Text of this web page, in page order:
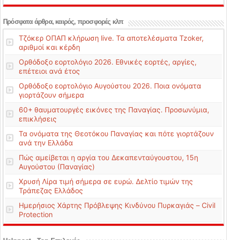
Πρόσφατα άρθρα, καιρός, προσφορές κλπ
Τζόκερ ΟΠΑΠ κλήρωση live. Τα αποτελέσματα Tzoker,
αριθμοί και κέρδη
Ορθόδοξο εορτολόγιο 2026. Εθνικές εορτές, αργίες,
επέτειοι ανά έτος
Ορθόδοξο εορτολόγιο Αυγούστου 2026. Ποια ονόματα
γιορτάζουν σήμερα
60+ θαυματουργές εικόνες της Παναγίας. Προσωνύμια,
επικλήσεις
Τα ονόματα της Θεοτόκου Παναγίας και πότε γιορτάζουν
ανά την Ελλάδα
Πώς αμείβεται η αργία του Δεκαπενταύγουστου, 15η
Αυγούστου (Παναγίας)
Χρυσή Λίρα τιμή σήμερα σε ευρώ. Δελτίο τιμών της
Τράπεζας Ελλάδος
Ημερήσιος Χάρτης Πρόβλεψης Κινδύνου Πυρκαγιάς – Civil
Protection